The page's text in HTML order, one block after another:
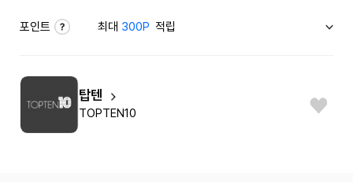
포인트 최대 300P 적립
탑텐
TOPTEN10